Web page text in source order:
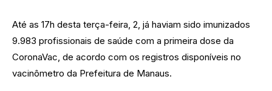
Até as 17h desta terça-feira, 2, já haviam sido imunizados
9.983 profissionais de saúde com a primeira dose da
CoronaVac, de acordo com os registros disponíveis no
vacinômetro da Prefeitura de Manaus.